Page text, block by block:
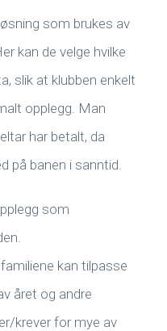
som brukes av
kan de velge hvilke
slik at klubben enkelt
opplegg. Man
har betalt, da
på banen i sanntid.
som
kan tilpasse
året og andre
krever for mye av